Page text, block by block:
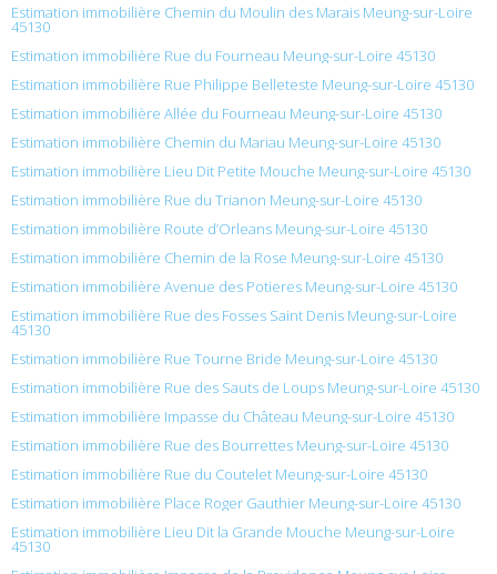
Estimation immobilière Chemin du Moulin des Marais Meung-sur-Loire
45130
Estimation immobilière Rue du Fourneau Meung-sur-Loire 45130
Estimation immobilière Rue Philippe Belleteste Meung-sur-Loire 45130
Estimation immobilière Allée du Fourneau Meung-sur-Loire 45130
Estimation immobilière Chemin du Mariau Meung-sur-Loire 45130
Estimation immobilière Lieu Dit Petite Mouche Meung-sur-Loire 45130
Estimation immobilière Rue du Trianon Meung-sur-Loire 45130
Estimation immobilière Route d’Orleans Meung-sur-Loire 45130
Estimation immobilière Chemin de la Rose Meung-sur-Loire 45130
Estimation immobilière Avenue des Potieres Meung-sur-Loire 45130
Estimation immobilière Rue des Fosses Saint Denis Meung-sur-Loire
45130
Estimation immobilière Rue Tourne Bride Meung-sur-Loire 45130
Estimation immobilière Rue des Sauts de Loups Meung-sur-Loire 45130
Estimation immobilière Impasse du Château Meung-sur-Loire 45130
Estimation immobilière Rue des Bourrettes Meung-sur-Loire 45130
Estimation immobilière Rue du Coutelet Meung-sur-Loire 45130
Estimation immobilière Place Roger Gauthier Meung-sur-Loire 45130
Estimation immobilière Lieu Dit la Grande Mouche Meung-sur-Loire
45130